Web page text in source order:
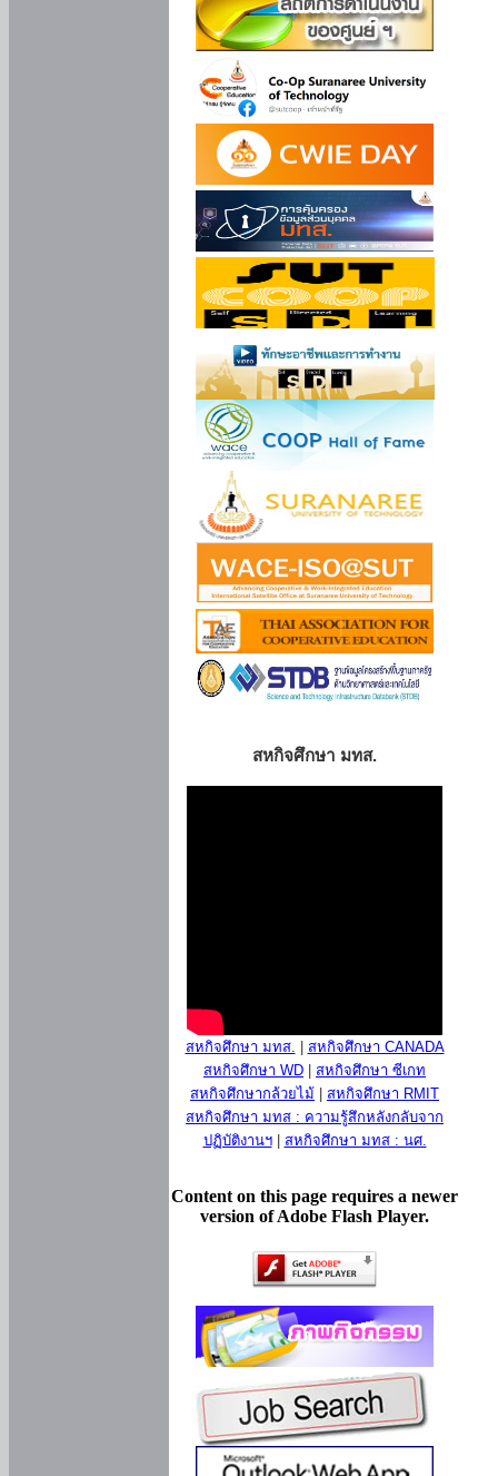
สหกิจศึกษา มทส.
สหกิจศึกษา มทส.
สหกิจศึกษา CANADA
สหกิจศึกษา WD
สหกิจศึกษา ซีเกท
สหกิจศึกษากล้วยไม้
สหกิจศึกษา RMIT
สหกิจศึกษา มทส : ความรู้สึกหลังกลับจาก
ปฏิบัติงานฯ| สหกิจศึกษา มทส : นศ.
Content on this page requires a newer
version of Adobe Flash Player.